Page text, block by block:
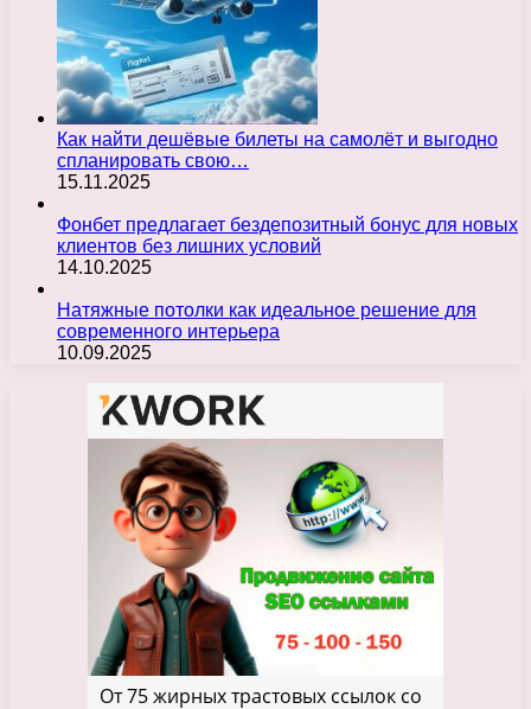
Как найти дешёвые билеты на самолёт и выгодно
спланировать свою…
15.11.2025
Фонбет предлагает бездепозитный бонус для новых
клиентов без лишних условий
14.10.2025
Натяжные потолки как идеальное решение для
современного интерьера
10.09.2025